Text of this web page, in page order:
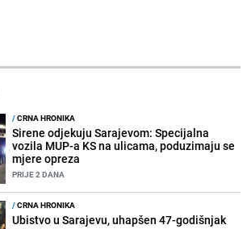
/CRNA HRONIKA
Sirene odjekuju Sarajevom: Specijalna
vozila MUP-a KS na ulicama, poduzimaju se
mjere opreza
PRIJE 2 DANA
/CRNA HRONIKA
Ubistvo u Sarajevu, uhapšen 47-godišnjak